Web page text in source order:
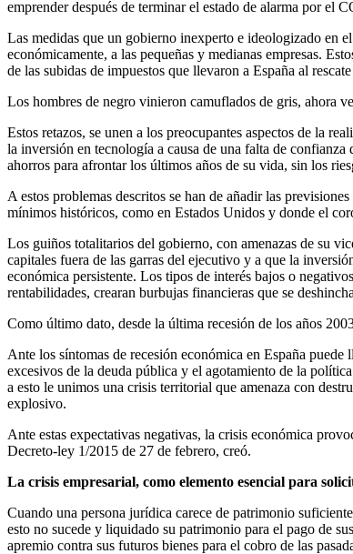
emprender después de terminar el estado de alarma por el
Las medidas que un gobierno inexperto e ideologizado en
económicamente, a las pequeñas y medianas empresas.
de las subidas de impuestos que llevaron a España al
Los hombres de negro vinieron camuflados de gris, ahora
Estos retazos, se unen a los preocupantes aspectos de la
la inversión en tecnología a causa de una falta de
ahorros para afrontar los últimos años de su vida, sin los
A estos problemas descritos se han de añadir las
mínimos históricos, como en Estados Unidos y donde el
Los guiños totalitarios del gobierno, con amenazas de su
capitales fuera de las garras del ejecutivo y a que la
económica persistente. Los tipos de interés bajos o
rentabilidades, crearan burbujas financieras que se
Como último dato, desde la última recesión de los años
Ante los síntomas de recesión económica en España
excesivos de la deuda pública y el agotamiento de la
a esto le unimos una crisis territorial que amenaza con
explosivo.
Ante estas expectativas negativas, la crisis económica
Decreto-ley 1/2015 de 27 de febrero, creó.
La crisis empresarial, como elemento esencial para
Cuando una persona jurídica carece de patrimonio
esto no sucede y liquidado su patrimonio para el pago de
apremio contra sus futuros bienes para el cobro de las